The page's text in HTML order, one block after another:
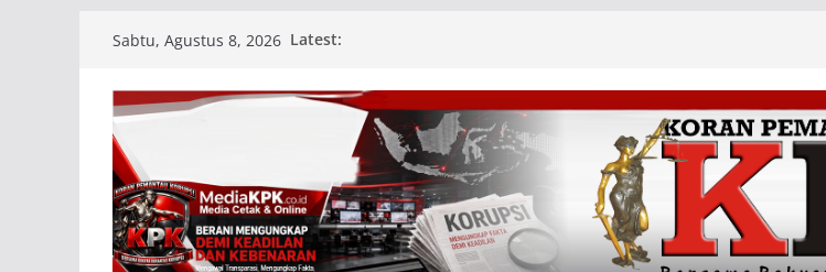
content
Sabtu, Agustus 8, 2026 Latest: